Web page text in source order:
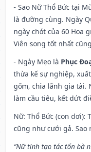
- Sao Nữ Thổ Bức tại
là đường cùng. Ngày
ngày chót của 60 Hoa
Viên song tốt nhất
- Ngày Mẹo là Phục
thừa kế sự nghiệp,
gốm, chia lãnh gia tài.
làm cầu tiêu, kết dứt
Nữ: Thổ Bức (con dơi):
cũng như cưới gả. Sao
“Nữ tinh tạo tác tổn bà